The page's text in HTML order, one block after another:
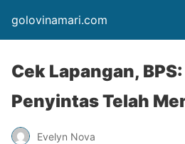
golovinamari.com
Cek Lapangan,
Penyintas Telah
Evelyn Nova